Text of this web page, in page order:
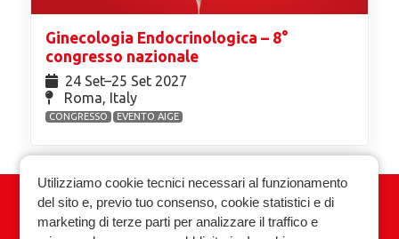
Ginecologia Endocrinologica – 8°
congresso nazionale
24 Set⁠–25 Set 2027
Roma, Italy
CONGRESSO EVENTO AIGE
Associazione Italiana Ginecologia
Endocrinologica
Utilizziamo cookie tecnici necessari al funzionamento
del sito e, previo tuo consenso, cookie statistici e di
marketing di terze parti per analizzare il traffico e